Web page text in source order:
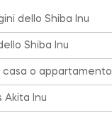
dello Shiba Inu
Shiba Inu
casa o appartamento
Akita Inu